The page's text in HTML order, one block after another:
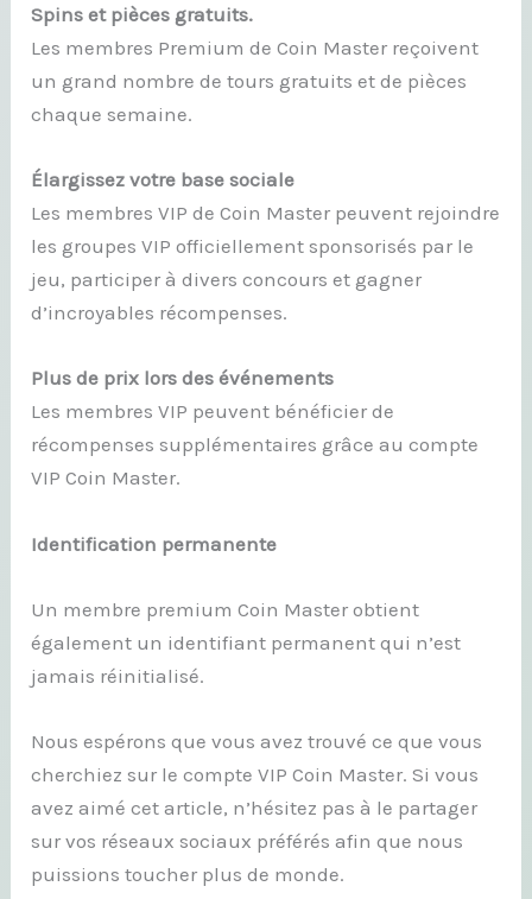
Spins et pièces gratuits.
Les membres Premium de Coin Master reçoivent
un grand nombre de tours gratuits et de pièces
chaque semaine.
Élargissez votre base sociale
Les membres VIP de Coin Master peuvent rejoindre
les groupes VIP officiellement sponsorisés par le
jeu, participer à divers concours et gagner
d’incroyables récompenses.
Plus de prix lors des événements
Les membres VIP peuvent bénéficier de
récompenses supplémentaires grâce au compte
VIP Coin Master.
Identification permanente
Un membre premium Coin Master obtient
également un identifiant permanent qui n’est
jamais réinitialisé.
Nous espérons que vous avez trouvé ce que vous
cherchiez sur le compte VIP Coin Master. Si vous
avez aimé cet article, n’hésitez pas à le partager
sur vos réseaux sociaux préférés afin que nous
puissions toucher plus de monde.